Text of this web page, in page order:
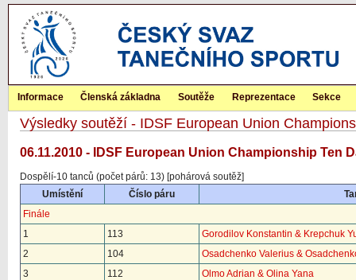
Informace Členská základna Soutěže Reprezentace Sekce
Výsledky soutěží - IDSF European Union
06.11.2010 - IDSF European Union Championship Ten
Dospělí-10 tanců (počet párů: 13) [pohárová soutěž]
Umístění
Číslo páru
Finále
1
113
Gorodilov Konstantin & Krepchuk
2
104
Osadchenko Valerius &
3
112
Olmo Adrian & Olina Yana